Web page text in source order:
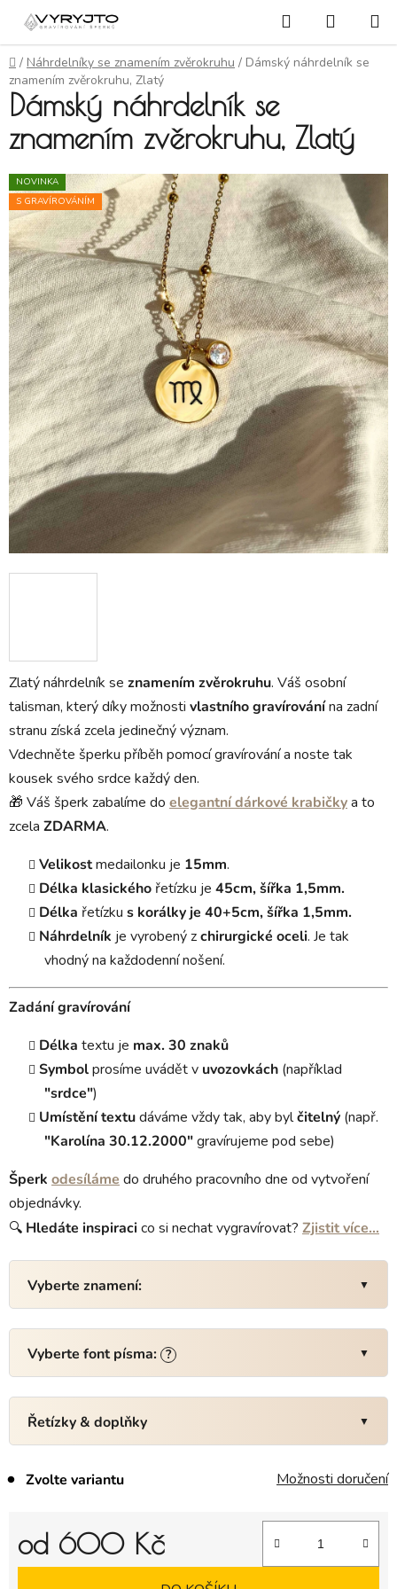
Přejít na obsah Hledat
Domů
/ Náhrdelníky se znamením zvěrokruhu / Dámský náhrdelník se
znamením zvěrokruhu, Zlatý
Zlatý náhrdelník se znamením zvěrokruhu. Váš osobní
talisman, který díky možnosti vlastního gravírovánína zadní
stranu získá zcela jedinečný význam.
Vdechněte šperku příběh pomocí gravírování a noste tak
kousek svého srdce každý den.
🎁 Váš šperk zabalíme do elegantní dárkové krabičkya to
zcela ZDARMA.
Velikostmedailonku je 15mm.
Délka klasického řetízku je 45cm, šířka 1,5mm.
Délka řetízku s korálky je 40+5cm, šířka 1,5mm.
Náhrdelník je vyrobený zchirurgické oceli. Je tak
vhodný na každodenní nošení.
Zadání gravírování
Délka textu je max. 30 znaků
Symbolprosíme uvádět v uvozovkách (například
"srdce")
Umístění textudáváme vždy tak, aby bylčitelný (např.
"Karolína 30.12.2000"gravírujeme pod sebe)
Šperk odesíláme do druhého pracovního dne od vytvoření
objednávky.
🔍 Hledáte inspiracico si nechat vygravírovat? Zjistit více…
Vyberte znamení:
Vyberte font písma: ?
Řetízky & doplňky
Zvolte variantu Možnosti doručení
od 600 Kč
Měrná cena:
Dámský náhrdelník se
znamením zvěrokruhu, Zlatý
NOVINKA
S GRAVÍROVÁNÍM